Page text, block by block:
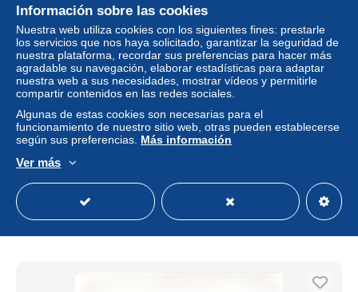
1.GUERRE 45 MILITAIRES AMERICAINS RETIRAGE D
APRES DOCUMENT AUTEUR INCONNU
± 11,56 US$
Estatus Profesional
Información sobre las cookies
Nuestra web utiliza cookies con los siguientes fines: prestarle
los servicios que nos haya solicitado, garantizar la seguridad de
nuestra plataforma, recordar sus preferencias para hacer más
agradable su navegación, elaborar estadísticas para adaptar
nuestra web a sus necesidades, mostrar vídeos y permitirle
compartir contenidos en las redes sociales.
Algunas de estas cookies son necesarias para el
funcionamiento de nuestro sitio web, otras pueden establecerse
según sus preferencias. Más información
Ver más